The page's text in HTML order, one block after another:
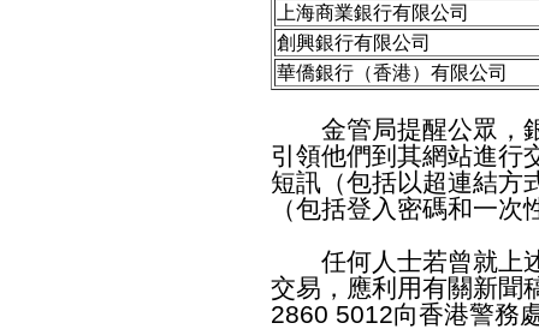
上海商業銀行有限公司
創興銀行有限公司
華僑銀行（香港）有限公司
金管局提醒公眾，銀
引領他們到其網站進行
短訊（包括以超連結方
（包括登入密碼和一次
任何人士若曾就上述
交易，應利用有關新聞
2860 5012向香港警務